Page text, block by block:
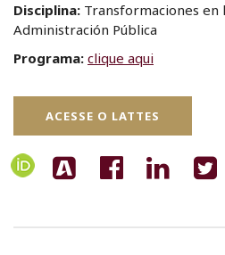
Disciplina: Transformaciones en
Administración Pública
Programa: clique aqui
ACESSE O LATTES